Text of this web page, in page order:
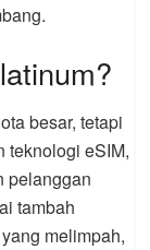
besar, tetapi
teknologi eSIM,
pelanggan
tambah
melimpah,